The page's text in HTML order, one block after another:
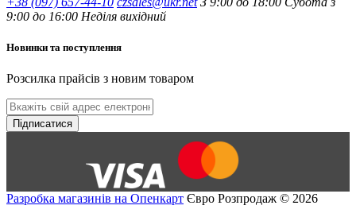
9:00 до 16:00 Неділя вихідний
Новинки та поступлення
Розсилка прайсів з новим товаром
Підписатися
Разробка магазинів на Опенкарт Євро Розпродаж © 2026